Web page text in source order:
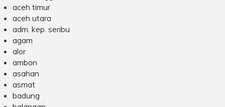
aceh timur
aceh utara
adm. kep. seribu
agam
alor
ambon
asahan
asmat
badung